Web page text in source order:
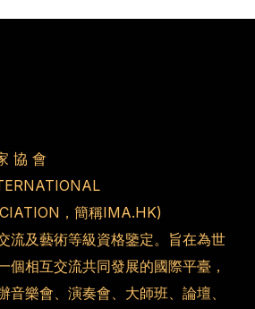
協 會
，簡稱IMA.HK)
流及藝術等級資格鑒定。旨在為世
個相互交流共同發展的國際平臺，
音樂會、演奏會、大師班、論壇、